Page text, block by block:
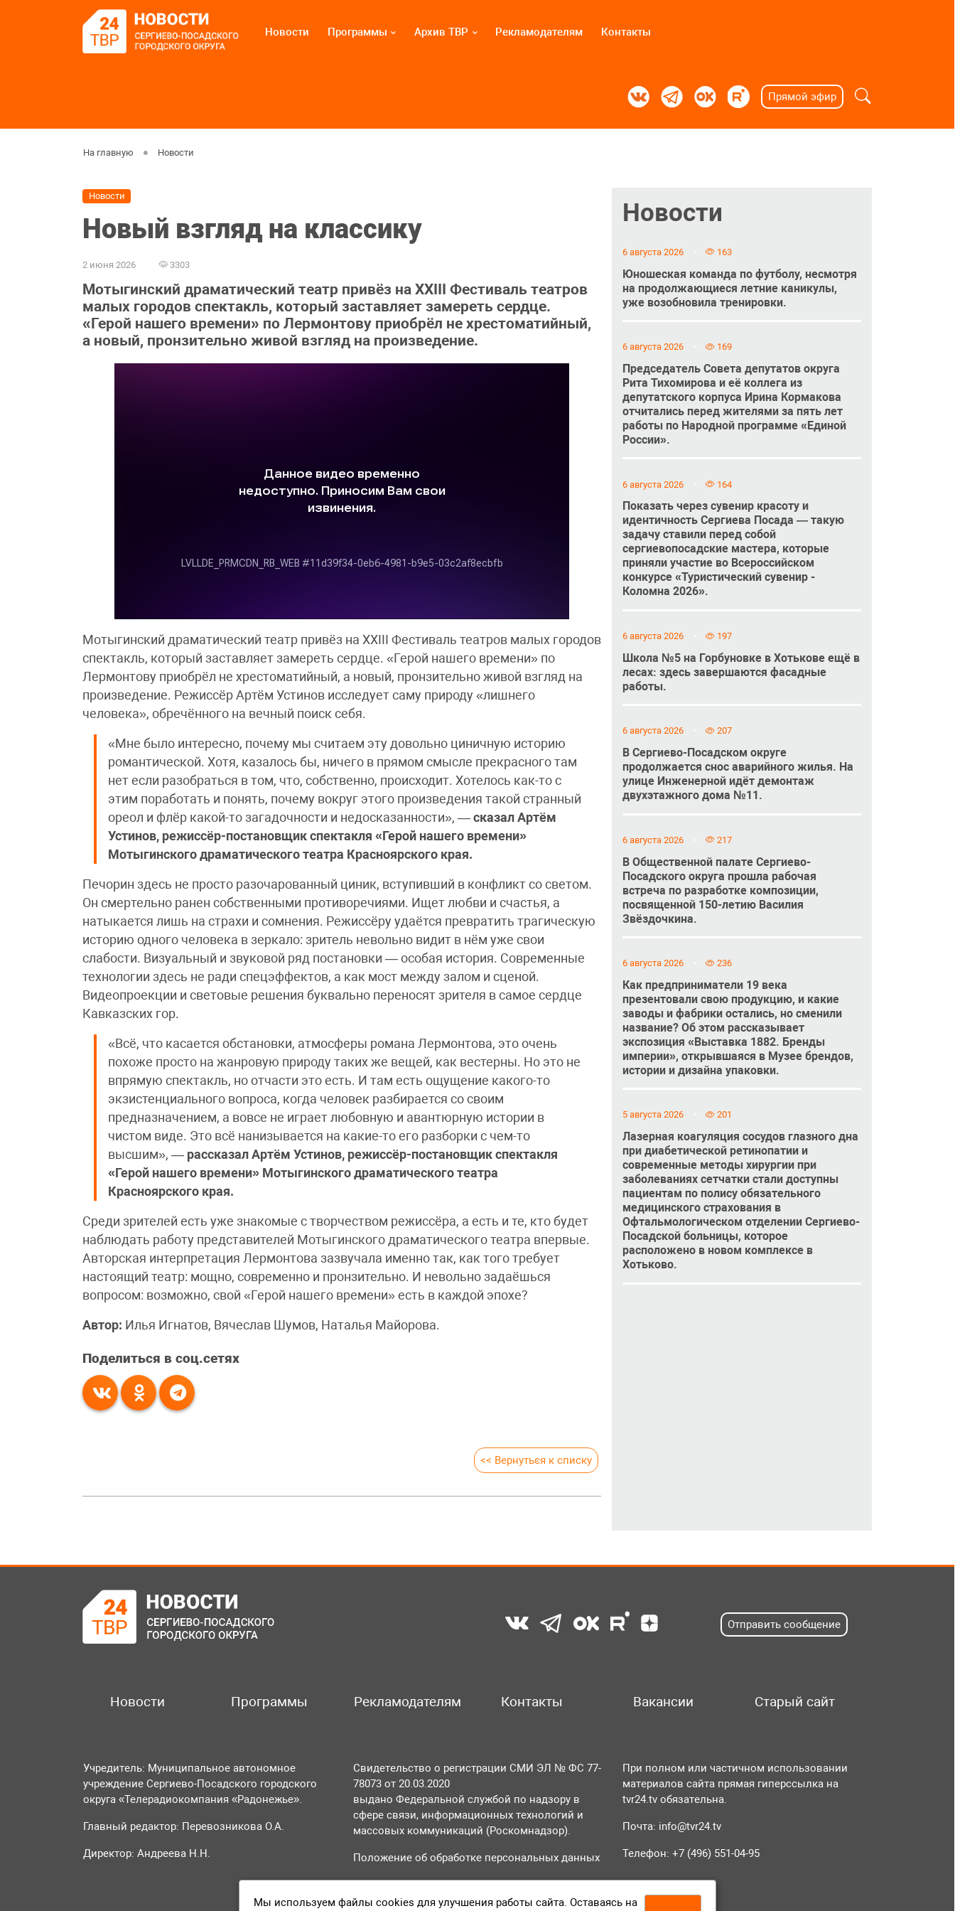
Новости Программы Архив ТВР Рекламодателям Контакты
Прямой эфир
На главную Новости
Новости
Новый взгляд на классику
2 июня 2026 3303
Мотыгинский драматический театр привёз на XXIII Фестиваль театров
малых городов спектакль, который заставляет замереть сердце.
«Герой нашего времени» по Лермонтову приобрёл не хрестоматийный,
а новый, пронзительно живой взгляд на произведение.
Мотыгинский драматический театр привёз на XXIII Фестиваль театров малых городов
спектакль, который заставляет замереть сердце. «Герой нашего времени» по
Лермонтову приобрёл не хрестоматийный, а новый, пронзительно живой взгляд на
произведение. Режиссёр Артём Устинов исследует саму природу «лишнего
человека», обречённого на вечный поиск себя.
«Мне было интересно, почему мы считаем эту довольно циничную историю
романтической. Хотя, казалось бы, ничего в прямом смысле прекрасного там
нет если разобраться в том, что, собственно, происходит. Хотелось как-то с
этим поработать и понять, почему вокруг этого произведения такой странный
ореол и флёр какой-то загадочности и недосказанности», —сказал Артём
Устинов, режиссёр-постановщик спектакля «Герой нашего времени»
Мотыгинского драматического театра Красноярского края.
Печорин здесь не просто разочарованный циник, вступивший в конфликт со светом.
Он смертельно ранен собственными противоречиями. Ищет любви и счастья, а
натыкается лишь на страхи и сомнения. Режиссёру удаётся превратить трагическую
историю одного человека в зеркало: зритель невольно видит в нём уже свои
слабости. Визуальный и звуковой ряд постановки — особая история. Современные
технологии здесь не ради спецэффектов, а как мост между залом и сценой.
Видеопроекции и световые решения буквально переносят зрителя в самое сердце
Кавказских гор.
«Всё, что касается обстановки, атмосферы романа Лермонтова, это очень
похоже просто на жанровую природу таких же вещей, как вестерны. Но это не
впрямую спектакль, но отчасти это есть. И там есть ощущение какого-то
экзистенциального вопроса, когда человек разбирается со своим
предназначением, а вовсе не играет любовную и авантюрную истории в
чистом виде. Это всё нанизывается на какие-то его разборки с чем-то
высшим», — рассказал Артём Устинов, режиссёр-постановщик спектакля
«Герой нашего времени» Мотыгинского драматического театра
Красноярского края.
Среди зрителей есть уже знакомые с творчеством режиссёра, а есть и те, кто будет
наблюдать работу представителей Мотыгинского драматического театра впервые.
Авторская интерпретация Лермонтова зазвучала именно так, как того требует
настоящий театр: мощно, современно и пронзительно. И невольно задаёшься
вопросом: возможно, свой «Герой нашего времени» есть в каждой эпохе?
Автор: Илья Игнатов, Вячеслав Шумов, Наталья Майорова.
Поделиться в соц.сетях
<< Вернуться к списку
Новости
6 августа 2026 163
Юношеская команда по футболу, несмотря
на продолжающиеся летние каникулы,
уже возобновила тренировки.
6 августа 2026 169
Председатель Совета депутатов округа
Рита Тихомирова и её коллега из
депутатского корпуса Ирина Кормакова
отчитались перед жителями за пять лет
работы по Народной программе «Единой
России».
6 августа 2026 164
Показать через сувенир красоту и
идентичность Сергиева Посада — такую
задачу ставили перед собой
сергиевопосадские мастера, которые
приняли участие во Всероссийском
конкурсе «Туристический сувенир -
Коломна 2026».
6 августа 2026 197
Школа №5 на Горбуновке в Хотькове ещё в
лесах: здесь завершаются фасадные
работы.
6 августа 2026 207
В Сергиево-Посадском округе
продолжается снос аварийного жилья. На
улице Инженерной идёт демонтаж
двухэтажного дома №11.
6 августа 2026 217
В Общественной палате Сергиево-
Посадского округа прошла рабочая
встреча по разработке композиции,
посвященной 150-летию Василия
Звёздочкина.
6 августа 2026 236
Как предприниматели 19 века
презентовали свою продукцию, и какие
заводы и фабрики остались, но сменили
название? Об этом рассказывает
экспозиция «Выставка 1882. Бренды
империи», открывшаяся в Музее брендов,
истории и дизайна упаковки.
5 августа 2026 201
Лазерная коагуляция сосудов глазного дна
при диабетической ретинопатии и
современные методы хирургии при
заболеваниях сетчатки стали доступны
пациентам по полису обязательного
медицинского страхования в
Офтальмологическом отделении Сергиево-
Посадской больницы, которое
расположено в новом комплексе в
Хотьково.
Отправить сообщение
Новости Программы Рекламодателям Контакты Вакансии Старый сайт
Учредитель: Муниципальное автономное
учреждение Сергиево-Посадского городского
округа «Телерадиокомпания «Радонежье».
Главный редактор: Перевозникова О.А.
Директор: Андреева Н.Н.
Свидетельство о регистрации СМИ ЭЛ № ФС 77-
78073 от 20.03.2020
выдано Федеральной службой по надзору в
сфере связи, информационных технологий и
массовых коммуникаций (Роскомнадзор).
Положение об обработке персональных данных
При полном или частичном использовании
материалов сайта прямая гиперссылка на
tvr24.tv обязательна.
Почта: info@tvr24.tv
Телефон: +7 (496) 551-04-95
Мы используем файлы cookies для улучшения работы сайта. Оставаясь на